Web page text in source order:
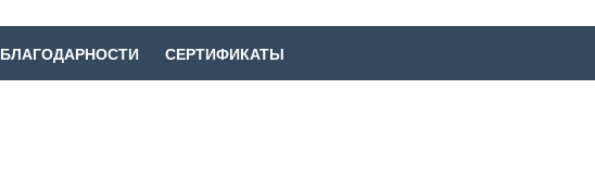
БЛАГОДАРНОСТИ СЕРТИФИКАТЫ